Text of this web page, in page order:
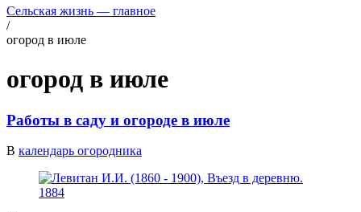
Сельская жизнь — главное
/
огород в июле
огород в июле
Работы в саду и огороде в июле
В календарь огородника